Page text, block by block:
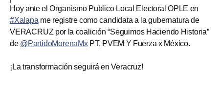
Hoy ante el Organismo Publico Local Electoral OPLE en
#Xalapa me registre como candidata a la gubernatura de
VERACRUZ por la coalición “Seguimos Haciendo Historia”
de @PartidoMorenaMxPT, PVEM Y Fuerza x México.
¡La transformación seguirá en Veracruz!